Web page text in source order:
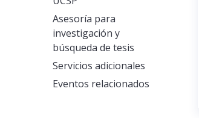
Asesoría para
investigación y
búsqueda de tesis
Servicios adicionales
Eventos relacionados